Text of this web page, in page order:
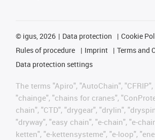
© igus, 2026 Data protection
Cookie
Rules of procedure
Imprint
Terms and
Data protection settings
The terms "Apiro", "AutoChain",
"chainge", "chains for cranes",
chain", "CTD", "drygear", "drylin",
"dryway", "easy chain", "e-chain", "e-
ketten", "e-kettensysteme", "e-loop",